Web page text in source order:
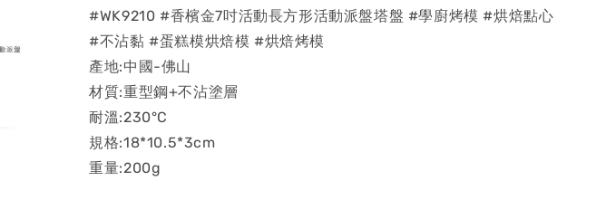
#WK9210 #香檳金7吋活動長方形活動派盤塔盤 #學廚烤模 #烘焙點心
#不沾黏 #蛋糕模烘焙模 #烘焙烤模
產地:中國-佛山
材質:重型鋼+不沾塗層
耐溫:230°C
規格:18*10.5*3cm
重量:200g